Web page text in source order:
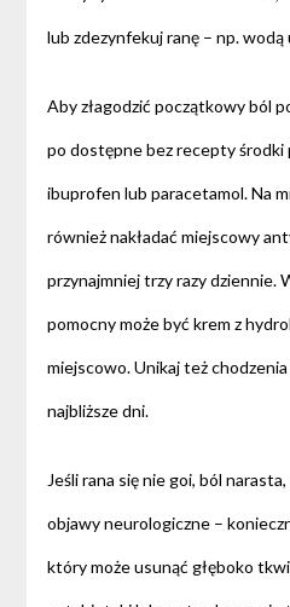
lub zdezynfekuj ranę – np.
Aby złagodzić początkowy ból
po dostępne bez recepty środki
ibuprofen lub paracetamol. Na
również nakładać miejscowy
przynajmniej trzy razy dziennie.
pomocny może być krem z
miejscowo. Unikaj też
najbliższe dni.
Jeśli rana się nie goi, ból
objawy neurologiczne –
który może usunąć głęboko